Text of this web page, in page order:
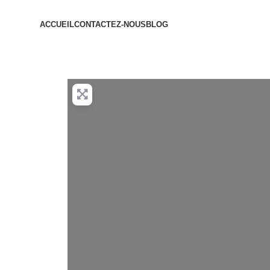
ACCUEILCONTACTEZ-NOUS BLOG